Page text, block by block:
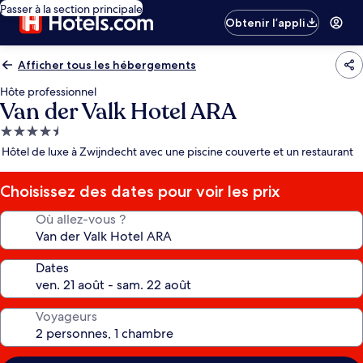
Passer à la section principale
Obtenir l’appli
Afficher tous les hébergements
Hôte professionnel
Van der Valk Hotel ARA
Hébergement
4.5 étoiles
Hôtel de luxe à Zwijndecht avec une piscine couverte et un restaurant
Choisissez des dates pour voir les prix
Où allez-vous ?
Dates
Voyageurs